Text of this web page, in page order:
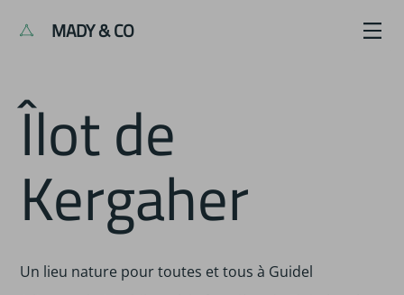
MADY & CO
Îlot de
Kergaher
Un lieu nature pour toutes et tous à Guidel